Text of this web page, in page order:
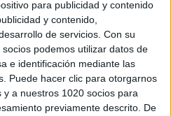
para publicidad y contenido
y contenido,
de servicios. Con su
podemos utilizar datos de
e identificación mediante las
Puede hacer clic para otorgarnos
a nuestros 1020 socios para
previamente descrito. De